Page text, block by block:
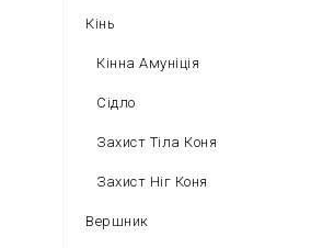
Кінь
Кінна Амуніція
Сідло
Захист Тіла Коня
Захист Ніг Коня
Вершник